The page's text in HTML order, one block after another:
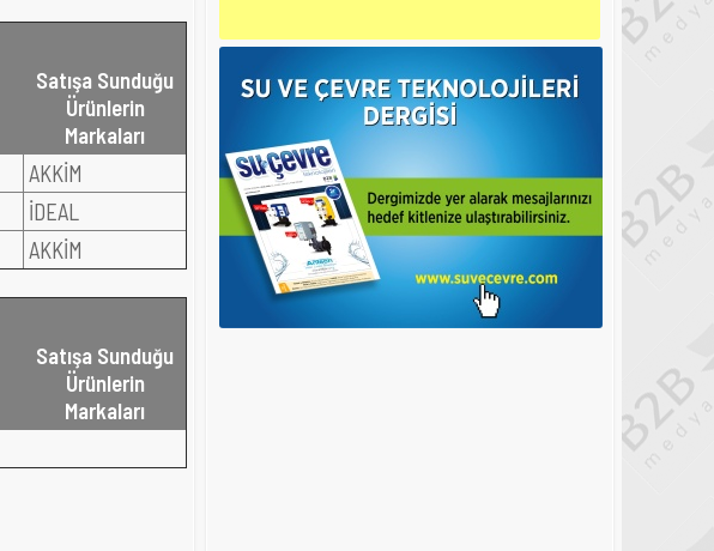
Satışa Sunduğu
Ürünlerin
Markaları
AKKİM
İDEAL
AKKİM
Satışa Sunduğu
Ürünlerin
Markaları